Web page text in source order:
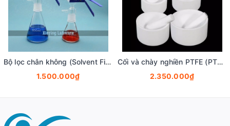
Bộ lọc chân không (Solvent Filtration Apparatus) dung tích 250ml-2000ml, hãng Biosharp
1.500.000₫
Cối và chày nghiền PTFE (PTFE Mortar and Pestle)
2.350.000₫